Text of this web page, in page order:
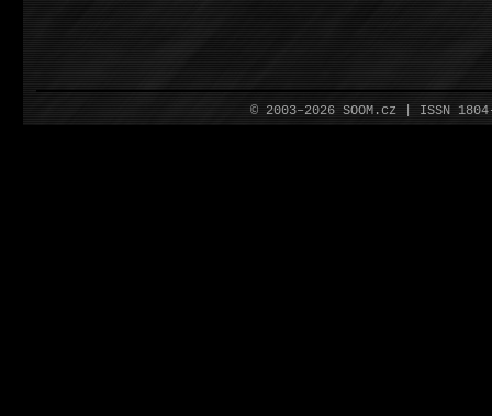
© 2003–2026 SOOM.cz | ISSN